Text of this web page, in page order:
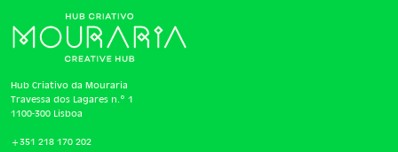
Hub Criativo da Mouraria
Travessa dos Lagares n.º 1
1100-300 Lisboa
+351 218 170 202